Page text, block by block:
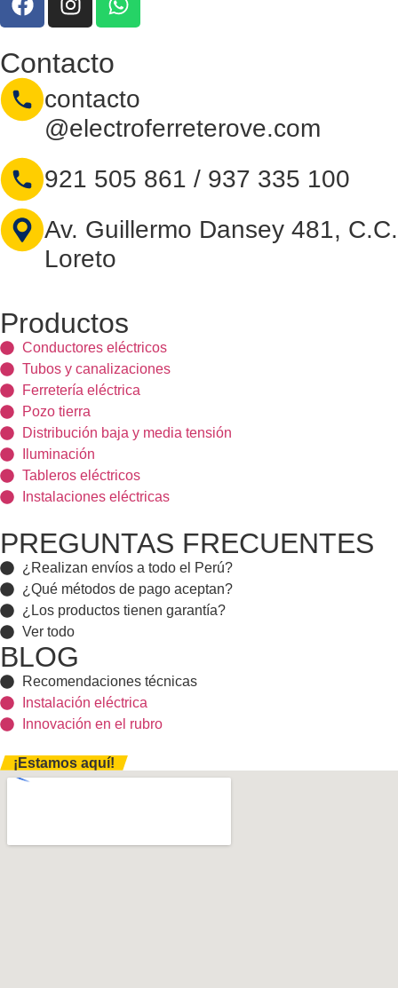
Contacto
contacto
@electroferreterove.com
921 505 861 / 937 335 100
Av. Guillermo Dansey 481, C.C.
Loreto
Productos
Conductores eléctricos
Tubos y canalizaciones
Ferretería eléctrica
Pozo tierra
Distribución baja y media tensión
Iluminación
Tableros eléctricos
Instalaciones eléctricas
PREGUNTAS FRECUENTES
¿Realizan envíos a todo el Perú?
¿Qué métodos de pago aceptan?
¿Los productos tienen garantía?
Ver todo
BLOG
Recomendaciones técnicas
Instalación eléctrica
Innovación en el rubro
¡Estamos aquí!